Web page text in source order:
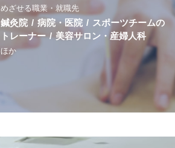
めざせる職業・就職先
鍼灸院 病院・医院
スポーツチームの
トレーナー
美容サロン・ 産婦人科
ほか